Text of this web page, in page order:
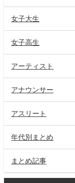
女子大生
女子高生
アーティスト
アナウンサー
アスリート
年代別まとめ
まとめ記事